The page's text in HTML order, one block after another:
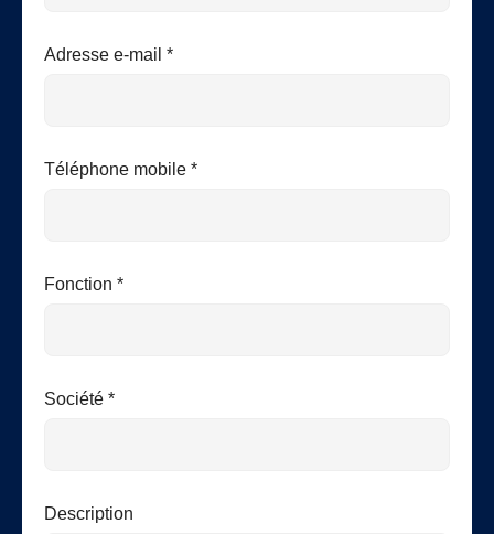
Adresse e-mail *
Téléphone mobile *
Fonction *
Société *
Description